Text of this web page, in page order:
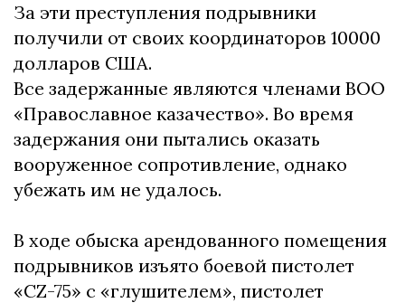
За эти преступления подрывники
получили от своих координаторов 10000
долларов США.
Все задержанные являются членами ВОО
«Православное казачество». Во время
задержания они пытались оказать
вооруженное сопротивление, однако
убежать им не удалось.
В ходе обыска арендованного помещения
подрывников изъято боевой пистолет
«CZ-75» с «глушителем», пистолет